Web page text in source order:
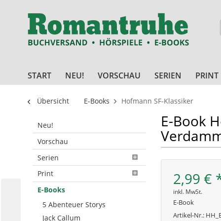
START NEU! VORSCHAU SERIEN PRINT
Übersicht E-Books Hofmann SF-Klassiker
Neu!
Vorschau
Serien
Print
E-Books
5 Abenteuer Storys
Jack Callum
E-Book
2,99 €
inkl. MwSt.
E-Book
Artikel-Nr.: